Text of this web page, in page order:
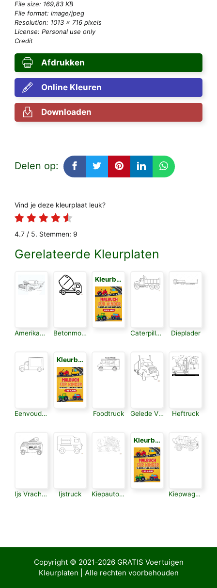
File size: 169,83 KB
File format: image/jpeg
Resolution: 1013 × 716 pixels
License: Personal use only
Credit
Afdrukken
Online Kleuren
Downloaden
Delen op:
Vind je deze kleurplaat leuk?
4.7 / 5. Stemmen: 9
Gerelateerde Kleurplaten
Amerikaanse Vrachtwagen Betonmolen
Kleurboek voor Kinderen 3
Caterpillar Mijnbouw Truck Dieplader
Eenvoudige Vrachtwagen
Kleurboek voor Kinderen 3
Foodtruck Gelede Vrachtwagen Heftruck
Ijs Vrachtauto Ijstruck Kiepauto Met Stenen
Kleurboek voor Kinderen 3
Kiepwagen
Copyright © 2021-2026 GRATIS Voertuigen
Kleurplaten | Alle rechten voorbehouden